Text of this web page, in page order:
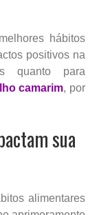
hábitos
positivos na
quanto para
camarim, por
sua
alimentares